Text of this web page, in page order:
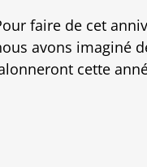
faire de cet
avons imaginé
cette